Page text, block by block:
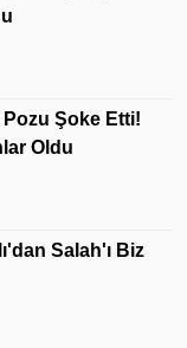
Pozu Şoke Etti!
Oldu
Salah'ı Biz